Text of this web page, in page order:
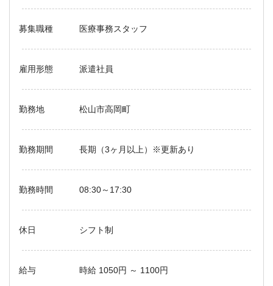
募集職種 医療事務スタッフ
雇用形態 派遣社員
勤務地 松山市高岡町
勤務期間 長期（3ヶ月以上）※更新あり
勤務時間 08:30～17:30
休日 シフト制
給与 時給 1050円 ～ 1100円